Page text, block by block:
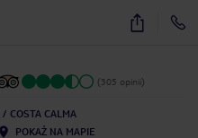
28
(305 opinii)
COSTA CALMA
POKAŻ NA MAPIE